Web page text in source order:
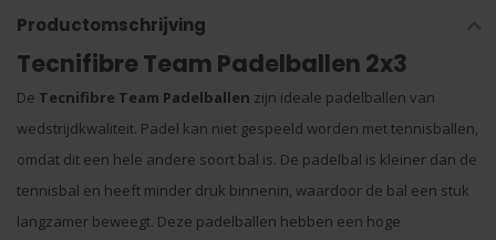
Productomschrijving
Tecnifibre Team Padelballen 2x3
De Tecnifibre Team Padelballen zijn ideale padelballen van
wedstrijdkwaliteit. Padel kan niet gespeeld worden met tennisballen,
omdat dit een hele andere soort bal is. De padelbal is kleiner dan de
tennisbal en heeft minder druk binnenin, waardoor de bal een stuk
langzamer beweegt. Deze padelballen hebben een hoge